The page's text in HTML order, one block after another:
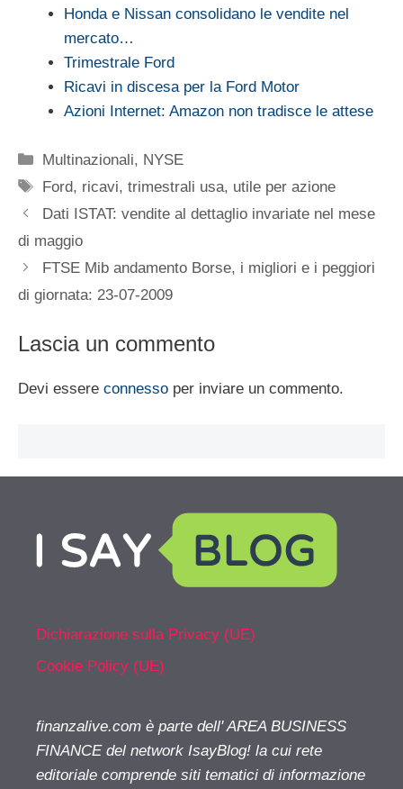
Honda e Nissan consolidano le vendite nel
mercato…
Trimestrale Ford
Ricavi in discesa per la Ford Motor
Azioni Internet: Amazon non tradisce le attese
Categorie
Multinazionali, NYSE
Tag
Ford, ricavi,trimestrali usa, utile per azione
Dati ISTAT: vendite al dettaglio invariate nel mese
di maggio
FTSE Mib andamento Borse, i migliori e i peggiori
di giornata: 23-07-2009
Lascia un commento
Devi essere connesso per inviare un commento.
Dichiarazione sulla Privacy (UE)
Cookie Policy (UE)
finanzalive.com è parte dell' AREA BUSINESS
FINANCE del network IsayBlog! la cui rete
editoriale comprende siti tematici di informazione